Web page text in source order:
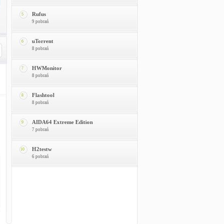
5 Rufus
9 pobrań
6 uTorrent
8 pobrań
7 HWMonitor
8 pobrań
8 Flashtool
8 pobrań
9 AIDA64 Extreme Edition
7 pobrań
10 H2testw
6 pobrań